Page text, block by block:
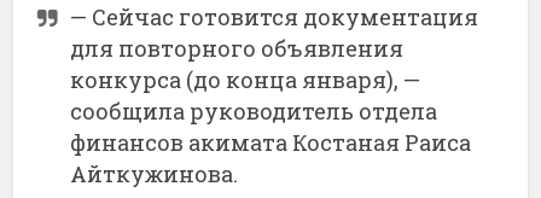
— Сейчас готовится документация
для повторного объявления
конкурса (до конца января), —
сообщила руководитель отдела
финансов акимата Костаная Раиса
Айткужинова.